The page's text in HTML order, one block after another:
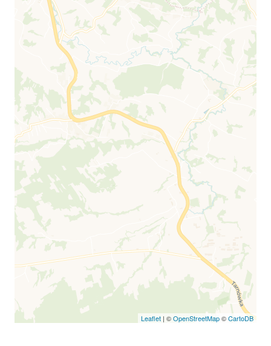
Leaflet | ©OpenStreetMap©CartoDB